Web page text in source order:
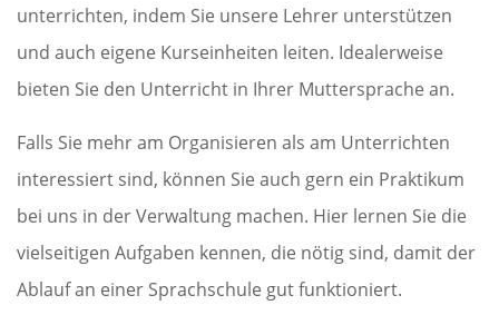
unterrichten, indem Sie unsere Lehrer unterstützen
und auch eigene Kurseinheiten leiten. Idealerweise
bieten Sie den Unterricht in Ihrer Muttersprache an.
Falls Sie mehr am Organisieren als am Unterrichten
interessiert sind, können Sie auch gern ein Praktikum
bei uns in der Verwaltung machen. Hier lernen Sie die
vielseitigen Aufgaben kennen, die nötig sind, damit der
Ablauf an einer Sprachschule gut funktioniert.